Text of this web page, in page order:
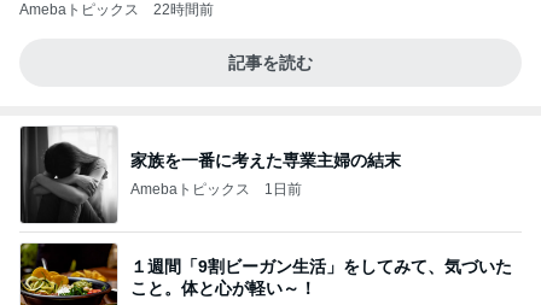
Amebaトピックス 22時間前
記事を読む
家族を一番に考えた専業主婦の結末
Amebaトピックス 1日前
１週間「9割ビーガン生活」をしてみて、気づいた
こと。体と心が軽い～！